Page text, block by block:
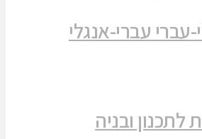
עברי עברי-אנגלי
ובניה